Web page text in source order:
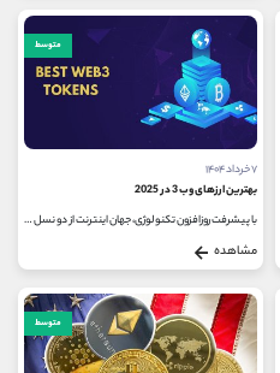
متوسط
۷ خرداد ۱۴۰۴
بهترین ارزهای وب 3 در 2025
با پیشرفت روزافزون تکنولوژی، جهان اینترنت از دو نسل گذشته عبور کرده و اکنون وارد عصر وب 3 شده است. در این نسل جدید، اینترنت...
مشاهده
متوسط